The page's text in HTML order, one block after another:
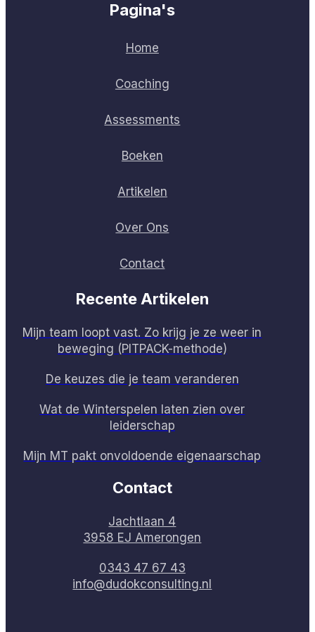
Pagina's
Home
Coaching
Assessments
Boeken
Artikelen
Over Ons
Contact
Recente Artikelen
Mijn team loopt vast. Zo krijg je ze weer in
beweging (PITPACK-methode)
De keuzes die je team veranderen
Wat de Winterspelen laten zien over
leiderschap
Mijn MT pakt onvoldoende eigenaarschap
Contact
Jachtlaan 4
3958 EJ Amerongen
0343 47 67 43
info@dudokconsulting.nl